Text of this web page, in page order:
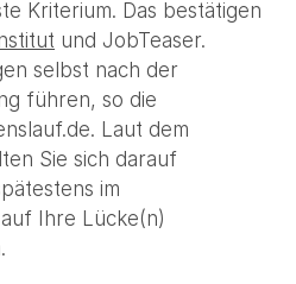
Kriterium. Das bestätigen
und JobTeaser.
selbst nach der
führen, so die
Laut dem
Sie sich darauf
im
Ihre Lücke(n)